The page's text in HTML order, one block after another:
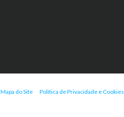
Mapa do Site Política de Privacidade e Cookies